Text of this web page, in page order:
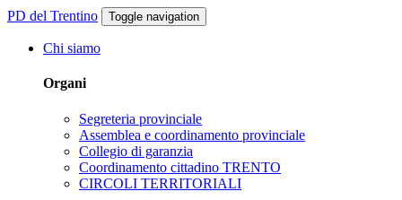
PD del Trentino Toggle navigation
Chi siamo
Organi
Segreteria provinciale
Assemblea e coordinamento provinciale
Collegio di garanzia
Coordinamento cittadino TRENTO
CIRCOLI TERRITORIALI